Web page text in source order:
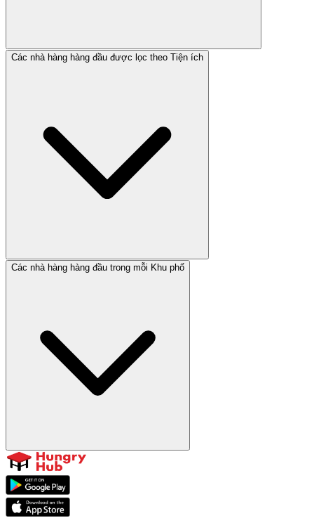
Các nhà hàng hàng đầu được lọc theo Tiện ích
Các nhà hàng hàng đầu trong mỗi Khu phố